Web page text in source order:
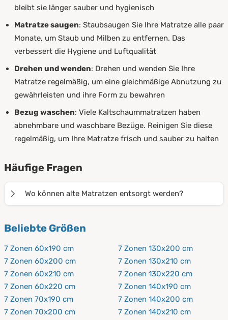
bleibt sie länger sauber und hygienisch
Matratze saugen: Staubsaugen Sie Ihre Matratze alle paar
Monate, um Staub und Milben zu entfernen. Das
verbessert die Hygiene und Luftqualität
Drehen und wenden: Drehen und wenden Sie Ihre
Matratze regelmäßig, um eine gleichmäßige Abnutzung zu
gewährleisten und ihre Form zu bewahren
Bezug waschen: Viele Kaltschaummatratzen haben
abnehmbare und waschbare Bezüge. Reinigen Sie diese
regelmäßig, um Ihre Matratze frisch und sauber zu halten
Häufige Fragen
Wo können alte Matratzen entsorgt werden?
Entsorger (Stadtwirtschaft) kostenfrei abgegeben
Beliebte Größen
7 Zonen 60x190 cm
7 Zonen 60x200 cm
7 Zonen 60x210 cm
7 Zonen 60x220 cm
7 Zonen 70x190 cm
7 Zonen 70x200 cm
7 Zonen 130x200 cm
7 Zonen 130x210 cm
7 Zonen 130x220 cm
7 Zonen 140x190 cm
7 Zonen 140x200 cm
7 Zonen 140x210 cm